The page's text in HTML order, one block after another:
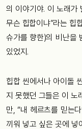
의 이야기야. 이 노래가
무슨 힙합이냐”라는 힙
슈가를 향한)의 비난을
있었지.
힙합 씬에서나 아이돌
지 못했던 그들은 이 노
만, “내 헤르츠를 믿는
끼워 넣고 싶은 곳에 넣